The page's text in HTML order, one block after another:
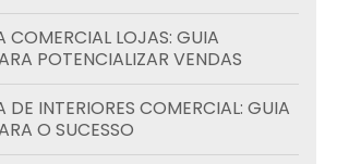
POTENCIALIZAR VENDAS
O SUCESSO